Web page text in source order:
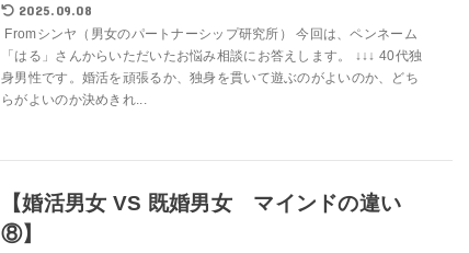
2025.09.08
Fromシンヤ（男女のパートナーシップ研究所） 今回は、ペンネーム
「はる」さんからいただいたお悩み相談にお答えします。 ↓↓↓ 40代独
身男性です。婚活を頑張るか、独身を貫いて遊ぶのがよいのか、どち
らがよいのか決めきれ...
【婚活男女 VS 既婚男女 マインドの違い
⑧】